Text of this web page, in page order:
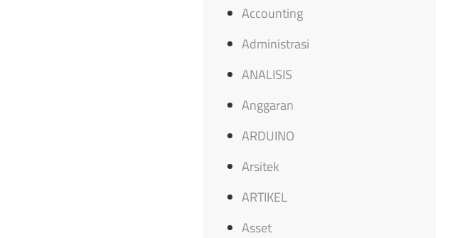
Accounting
Administrasi
ANALISIS
Anggaran
ARDUINO
Arsitek
ARTIKEL
Asset